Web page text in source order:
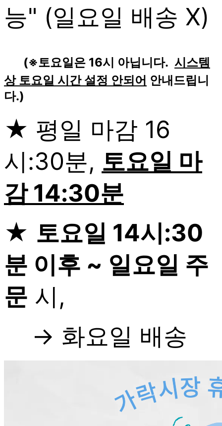
능" (일요일 배송 X)
(※토요일은 16시 아닙니다. 시스템
상 토요일 시간 설정 안되어 안내드립니
다.)
★ 평일 마감 16
시:30분, 토요일 마
감 14:30분
★ 토요일 14시:30
분 이후 ~ 일요일 주
문 시,
→ 화요일 배송